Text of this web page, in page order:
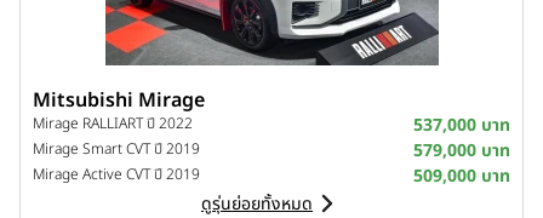
Mitsubishi Mirage
Mirage RALLIART ปี 2022 537,000 บาท
Mirage Smart CVT ปี 2019 579,000 บาท
Mirage Active CVT ปี 2019
509,000 บาท
ดูรุ่นย่อยทั้งหมด